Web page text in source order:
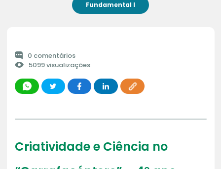
Fundamental I
0 comentários
5099 visualizações
Criatividade e Ciência no